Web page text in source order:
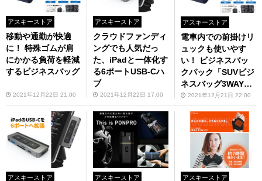
アスキーストア
移動や通勤が快適
に！ 特殊ゴムが肩
にかかる負荷を軽減
するビジネスバッグ
2021年12月22日 21:00
アスキーストア
クラウドファンディ
ングでも人気だっ
た、iPadと一体化す
る6ポートUSB-Cハ
ブ
2021年12月22日 17:00
アスキーストア
電車内での前掛けリ
ュックも使いやす
い！ ビジネスバッ
クパック「SUVビジ
ネスバッグ3WAY縦
型（SU-02）」
2021年12月21日 22:00
アスキーストア アスキーストア アスキーストア